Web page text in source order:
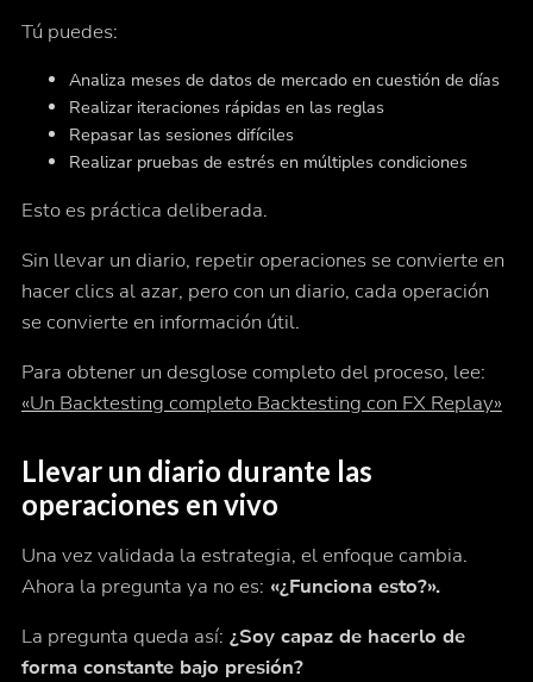
Tú puedes:
Analiza meses de datos de mercado en cuestión de días
Realizar iteraciones rápidas en las reglas
Repasar las sesiones difíciles
Realizar pruebas de estrés en múltiples condiciones
Esto es práctica deliberada.
Sin llevar un diario, repetir operaciones se convierte en
hacer clics al azar, pero con un diario, cada operación
se convierte en información útil.
Para obtener un desglose completo del proceso, lee:
«Un Backtesting completo Backtesting con FX Replay»
Llevar un diario durante las
operaciones en vivo
Una vez validada la estrategia, el enfoque cambia.
Ahora la pregunta ya no es: «¿Funciona esto?».
La pregunta queda así: ¿Soy capaz de hacerlo de
forma constante bajo presión?